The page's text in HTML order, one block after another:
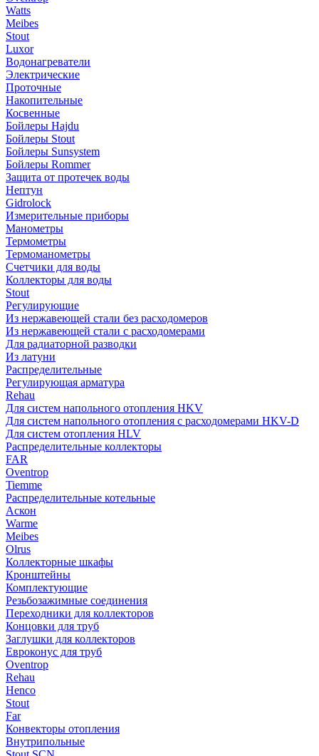
Watts
Meibes
Stout
Luxor
Водонагреватели
Электрические
Проточные
Накопительные
Косвенные
Бойлеры Hajdu
Бойлеры Stout
Бойлеры Sunsystem
Бойлеры Rommer
Защита от протечек воды
Нептун
Gidrolock
Измерительные приборы
Манометры
Термометры
Термоманометры
Счетчики для воды
Коллекторы для воды
Stout
Регулирующие
Из нержавеющей стали без расходомеров
Из нержавеющей стали с расходомерами
Для радиаторной разводки
Из латуни
Распределительные
Регулирующая арматура
Rehau
Для систем напольного отопления HKV
Для систем напольного отопления с расходомерами HKV-D
Для систем отопления HLV
Распределительные коллекторы
FAR
Oventrop
Tiemme
Распределительные котельные
Аскон
Warme
Meibes
Olrus
Коллекторные шкафы
Кронштейны
Комплектующие
Резьбозажимные соединения
Переходники для коллекторов
Концовки для труб
Заглушки для коллекторов
Евроконус для труб
Oventrop
Rehau
Henco
Stout
Far
Конвекторы отопления
Внутрипольные